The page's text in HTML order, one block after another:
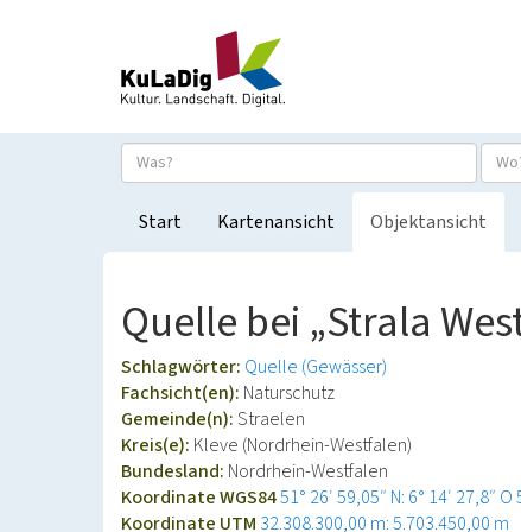
Start Kartenansicht Objektansicht
Quelle bei „Strala
Schlagwörter: Quelle (Gewässer)
Fachsicht(en): Naturschutz
Gemeinde(n):Straelen
Kreis(e): Kleve (Nordrhein-Westfalen)
Bundesland: Nordrhein-Westfalen
Koordinate WGS8451° 26′ 59,05″ N: 6° 14′ 27,8″ O
Koordinate UTM 32.308.300,00 m: 5.703.450,00 m